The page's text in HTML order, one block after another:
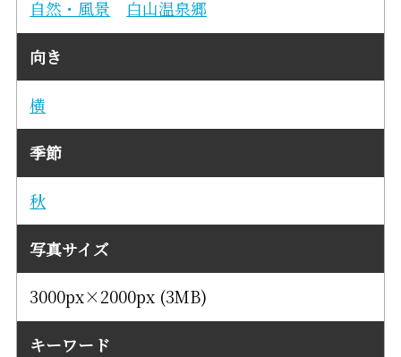
自然・風景 白山温泉郷
向き
横
季節
秋
写真サイズ
3000px×2000px (3MB)
キーワード